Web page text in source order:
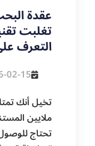
عقدة
التعرف
02-15
تخيل أنك
ملايين
تحتاج